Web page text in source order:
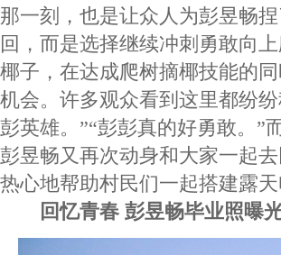
那一刻，也是让众人为彭昱畅
回，而是选择继续冲刺勇敢向
椰子，在达成爬树摘椰技能的
机会。许多观众看到这里都纷
彭英雄。”“彭彭真的好勇敢。”
彭昱畅又再次动身和大家一起
热心地帮助村民们一起搭建露
回忆青春 彭昱畅毕业照曝